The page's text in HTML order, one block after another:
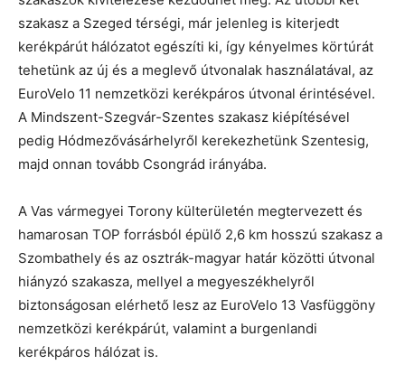
szakasz a Szeged térségi, már jelenleg is kiterjedt
kerékpárút hálózatot egészíti ki, így kényelmes körtúrát
tehetünk az új és a meglevő útvonalak használatával, az
EuroVelo 11 nemzetközi kerékpáros útvonal érintésével.
A Mindszent-Szegvár-Szentes szakasz kiépítésével
pedig Hódmezővásárhelyről kerekezhetünk Szentesig,
majd onnan tovább Csongrád irányába.
A Vas vármegyei Torony külterületén megtervezett és
hamarosan TOP forrásból épülő 2,6 km hosszú szakasz a
Szombathely és az osztrák-magyar határ közötti útvonal
hiányzó szakasza, mellyel a megyeszékhelyről
biztonságosan elérhető lesz az EuroVelo 13 Vasfüggöny
nemzetközi kerékpárút, valamint a burgenlandi
kerékpáros hálózat is.